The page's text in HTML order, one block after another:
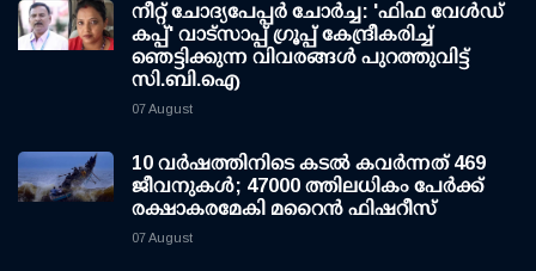
നീറ്റ് ചോദ്യപേപ്പര്‍ ചോര്‍ച്ച: 'ഫിഫ വേള്‍ഡ്
കപ്പ്' വാട്സാപ്പ് ഗ്രൂപ്പ് കേന്ദ്രീകരിച്ച്
ഞെട്ടിക്കുന്ന വിവരങ്ങള്‍ പുറത്തുവിട്ട്
സി.ബി.ഐ
07 August
10 വര്‍ഷത്തിനിടെ കടല്‍ കവര്‍ന്നത് 469
ജീവനുകള്‍; 47000 ത്തിലധികം പേര്‍ക്ക്
രക്ഷാകരമേകി മറൈന്‍ ഫിഷറീസ്
07 August